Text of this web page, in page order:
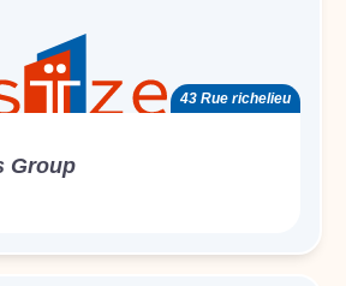
43 Rue richelieu
Group